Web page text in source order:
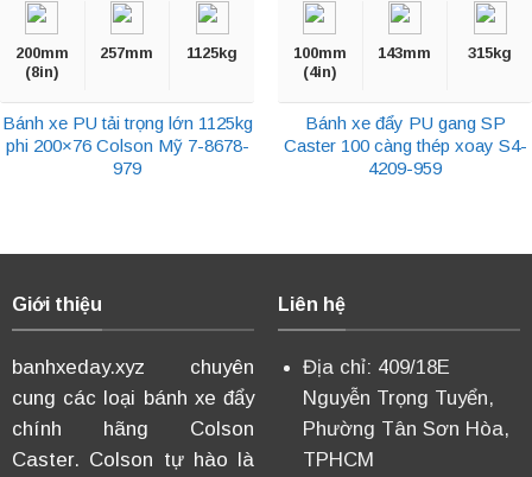
200mm
(8in)
257mm 1125kg
Bánh xe PU tải trọng lớn 1125kg
phi 200×76 Colson Mỹ 7-8678-
979
100mm
(4in)
143mm 315kg
Bánh xe đẩy PU gang SP
Caster 100 càng thép xoay S4-
4209-959
Giới thiệu
banhxeday.xyz chuyên
cung các loại bánh xe đẩy
chính hãng Colson
Caster. Colson tự hào là
Liên hệ
Địa chỉ: 409/18E
Nguyễn Trọng Tuyển,
Phường Tân Sơn Hòa,
TPHCM